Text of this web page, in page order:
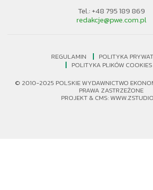
Tel.: +48 795 189 869
redakcje@pwe.com.pl
REGULAMIN
POLITYKA
POLITYKA PLIKÓW COOKIES
© 2010-2025 POLSKIE WYDAWNICTWO
PRAWA ZASTRZEŻONE
PROJEKT & CMS: